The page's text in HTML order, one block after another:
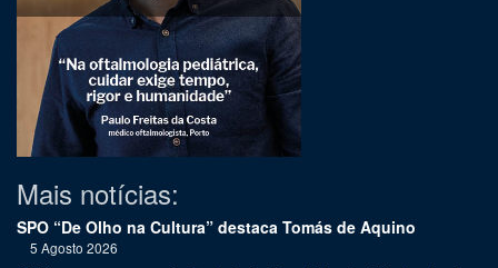
Mais notícias:
SPO “De Olho na Cultura” destaca Tomás de Aquino
5 Agosto 2026